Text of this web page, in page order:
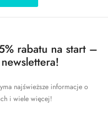
rabatu na start –
najświeższe informacje o
i wiele więcej!